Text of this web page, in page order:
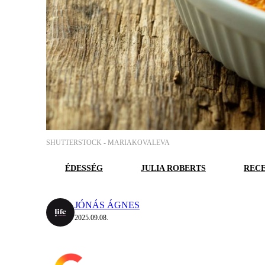
SHUTTERSTOCK - MARIAKOVALEVA
ÉDESSÉG JULIA ROBERTS
JÓNÁS ÁGNES
2025.09.08.